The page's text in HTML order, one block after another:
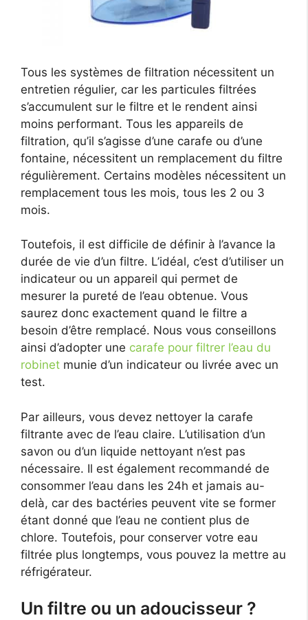
Tous les systèmes de filtration nécessitent un
entretien régulier, car les particules filtrées
s’accumulent sur le filtre et le rendent ainsi
moins performant. Tous les appareils de
filtration, qu’il s’agisse d’une carafe ou d’une
fontaine, nécessitent un remplacement du filtre
régulièrement. Certains modèles nécessitent un
remplacement tous les mois, tous les 2 ou 3
mois.
Toutefois, il est difficile de définir à l’avance la
durée de vie d’un filtre. L’idéal, c’est d’utiliser un
indicateur ou un appareil qui permet de
mesurer la pureté de l’eau obtenue. Vous
saurez donc exactement quand le filtre a
besoin d’être remplacé. Nous vous conseillons
ainsi d’adopter une carafe pour filtrer l’eau du
robinet munie d’un indicateur ou livrée avec un
test.
Par ailleurs, vous devez nettoyer la carafe
filtrante avec de l’eau claire. L’utilisation d’un
savon ou d’un liquide nettoyant n’est pas
nécessaire. Il est également recommandé de
consommer l’eau dans les 24h et jamais au-
delà, car des bactéries peuvent vite se former
étant donné que l’eau ne contient plus de
chlore. Toutefois, pour conserver votre eau
filtrée plus longtemps, vous pouvez la mettre au
réfrigérateur.
Un filtre ou un adoucisseur ?